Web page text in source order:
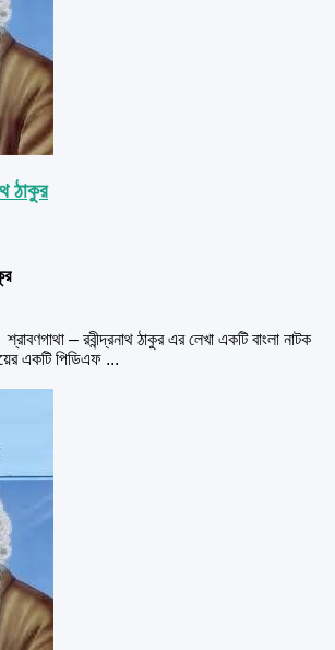
ঠাকুর
– রবীন্দ্রনাথ ঠাকুর এর লেখা একটি বাংলা নাটক
একটি পিডিএফ ...